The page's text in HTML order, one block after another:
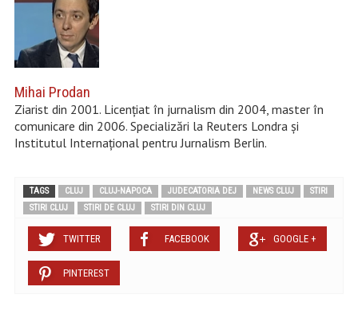
Mihai Prodan
Ziarist din 2001. Licențiat în jurnalism din 2004, master în
comunicare din 2006. Specializări la Reuters Londra și
Institutul Internațional pentru Jurnalism Berlin.
TAGS CLUJ CLUJ-NAPOCA JUDECATORIA DEJ NEWS CLUJ
STIRI
STIRI CLUJ
STIRI DE CLUJ STIRI DIN CLUJ
TWITTER FACEBOOK GOOGLE +
PINTEREST